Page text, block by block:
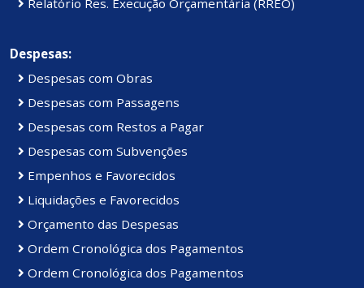
Despesas:
Despesas com Obras
Despesas com Passagens
Despesas com Restos a Pagar
Despesas com Subvenções
Empenhos e Favorecidos
Liquidações e Favorecidos
Orçamento das Despesas
Ordem Cronológica dos Pagamentos
Ordem Cronológica dos Pagamentos